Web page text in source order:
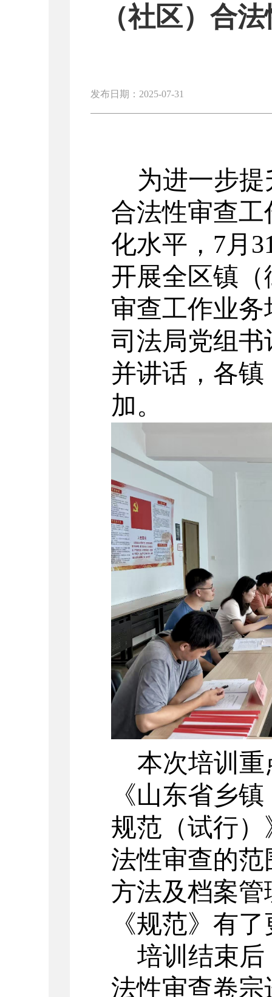
（社区）合
发布日期：2025-07-31
为进一步
合法性审查
化水平， 7月
开展全区镇
审查工作业
司法局党组
并讲话， 各镇
加。
本次培训
《山东省乡
规范（试行
法性审查的
方法及档案
《规范》有
培训结束
法性审查卷